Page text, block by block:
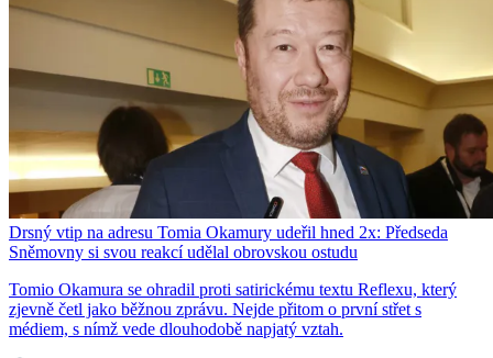
Drsný vtip na adresu Tomia Okamury udeřil hned 2x: Předseda
Sněmovny si svou reakcí udělal obrovskou ostudu
Tomio Okamura se ohradil proti satirickému textu Reflexu, který
zjevně četl jako běžnou zprávu. Nejde přitom o první střet s
médiem, s nímž vede dlouhodobě napjatý vztah.